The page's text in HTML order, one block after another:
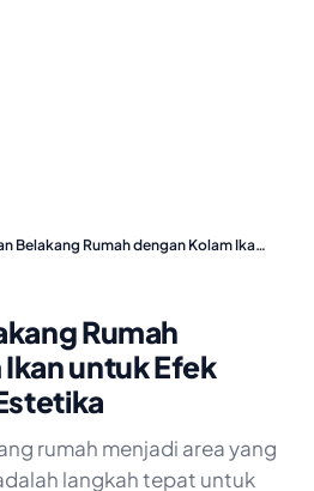
Ide Taman Belakang Rumah dengan Kolam Ikan untuk…
Rumah
untuk Efek
rumah menjadi area yang
langkah tepat untuk